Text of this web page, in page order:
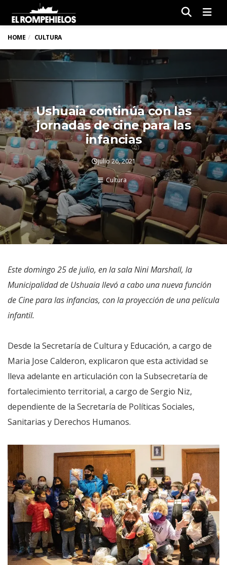
HOME CULTURA
Ushuaia continúa con las
jornadas de cine para las
infancias
julio 26, 2021
Cultura
Este domingo 25 de julio, en la sala Nini Marshall, la
Municipalidad de Ushuaia llevó a cabo una nueva función
de Cine para las infancias, con la proyección de una película
infantil.
Desde la Secretaría de Cultura y Educación, a cargo de
Maria Jose Calderon, explicaron que esta actividad se
lleva adelante en articulación con la Subsecretaría de
fortalecimiento territorial, a cargo de Sergio Niz,
dependiente de la Secretaría de Políticas Sociales,
Sanitarias y Derechos Humanos.